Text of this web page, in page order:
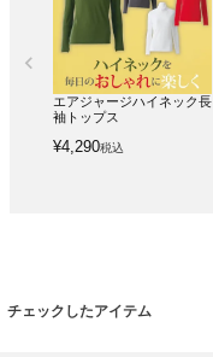
エアジャージハイネック長
袖トップス
¥4,290税込
チェックしたアイテム